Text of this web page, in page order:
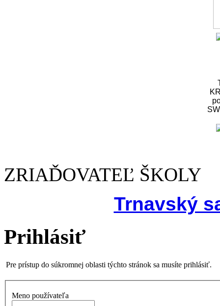
ZRIAĎOVATEĽ ŠKOLY
Trnavský
Prihlásiť
Pre prístup do súkromnej oblasti týchto stránok sa musíte prihlásiť.
Meno používateľa